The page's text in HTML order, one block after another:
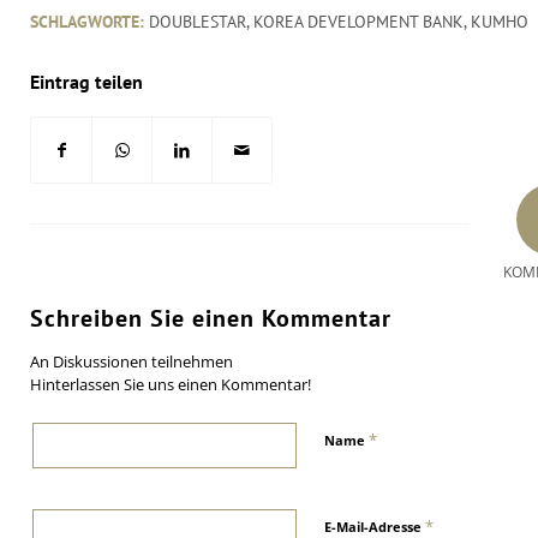
SCHLAGWORTE: DOUBLESTAR, KOREA DEVELOPMENT BANK, KUMHO
Eintrag teilen
Schreiben Sie einen Kommentar
An Diskussionen teilnehmen
Hinterlassen Sie uns einen Kommentar!
Name *
E-Mail-Adresse *